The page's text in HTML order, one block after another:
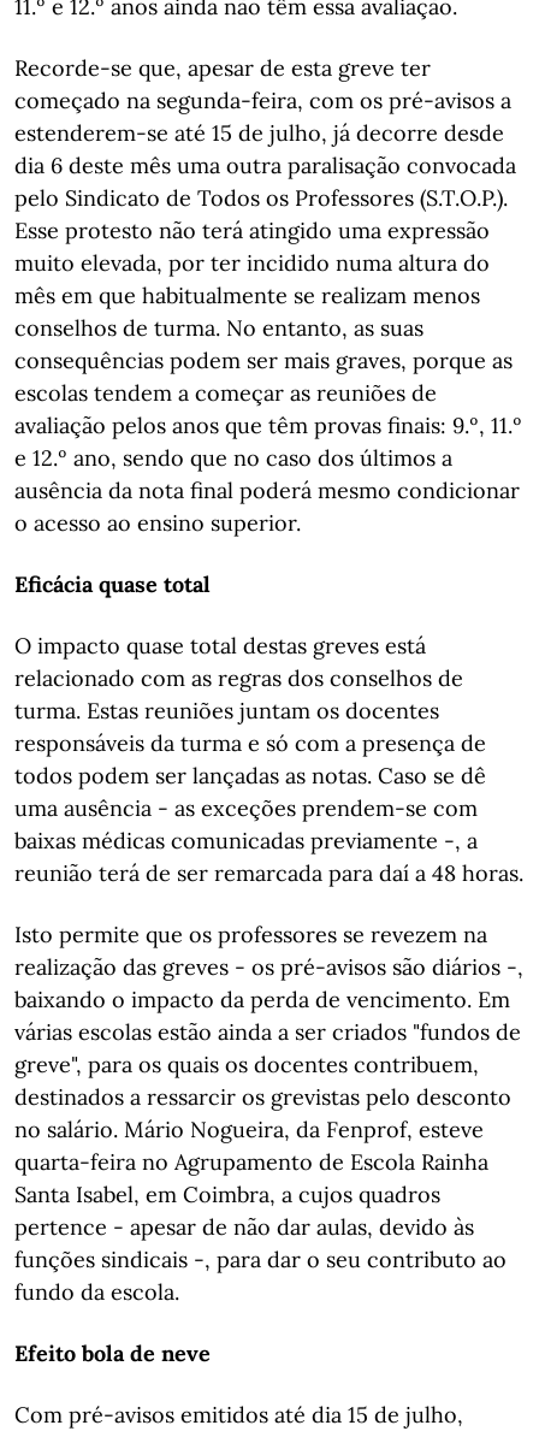
11.º e 12.º anos ainda não têm essa avaliação.
Recorde-se que, apesar de esta greve ter
começado na segunda-feira, com os pré-avisos a
estenderem-se até 15 de julho, já decorre desde
dia 6 deste mês uma outra paralisação convocada
pelo Sindicato de Todos os Professores (S.T.O.P.).
Esse protesto não terá atingido uma expressão
muito elevada, por ter incidido numa altura do
mês em que habitualmente se realizam menos
conselhos de turma. No entanto, as suas
consequências podem ser mais graves, porque as
escolas tendem a começar as reuniões de
avaliação pelos anos que têm provas finais: 9.º, 11.º
e 12.º ano, sendo que no caso dos últimos a
ausência da nota final poderá mesmo condicionar
o acesso ao ensino superior.
Eficácia quase total
O impacto quase total destas greves está
relacionado com as regras dos conselhos de
turma. Estas reuniões juntam os docentes
responsáveis da turma e só com a presença de
todos podem ser lançadas as notas. Caso se dê
uma ausência - as exceções prendem-se com
baixas médicas comunicadas previamente -, a
reunião terá de ser remarcada para daí a 48 horas.
Isto permite que os professores se revezem na
realização das greves - os pré-avisos são diários -,
baixando o impacto da perda de vencimento. Em
várias escolas estão ainda a ser criados "fundos de
greve", para os quais os docentes contribuem,
destinados a ressarcir os grevistas pelo desconto
no salário. Mário Nogueira, da Fenprof, esteve
quarta-feira no Agrupamento de Escola Rainha
Santa Isabel, em Coimbra, a cujos quadros
pertence - apesar de não dar aulas, devido às
funções sindicais -, para dar o seu contributo ao
fundo da escola.
Efeito bola de neve
Com pré-avisos emitidos até dia 15 de julho,